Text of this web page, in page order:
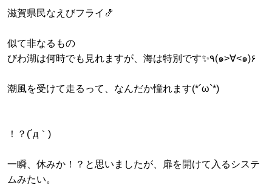
滋賀県民なえびフライ🍤
似て非なるもの
びわ湖は何時でも見れますが、海は特別です✨٩(๑>∀<๑)۶
潮風を受けて走るって、なんだか憧れます(*´ω`*)
！？(´д｀)
一瞬、休みか！？と思いましたが、扉を開けて入るシステ
ムみたい。